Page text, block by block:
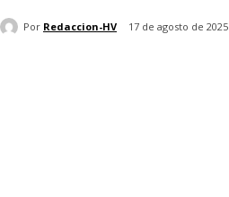
Por Redaccion-HV 17 de agosto de 2025